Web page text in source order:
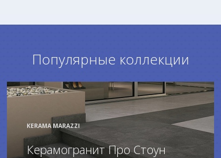
Популярные коллекции
KERAMA MARAZZI
Керамогранит Про Стоун